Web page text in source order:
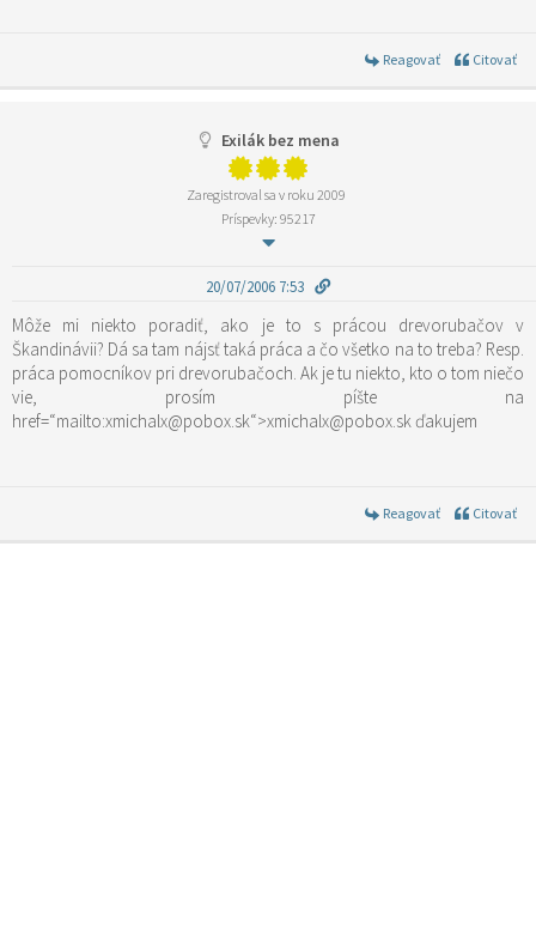
Reagovať Citovať
Exilák bez mena
Zaregistroval sa v roku 2009
Príspevky: 95217
20/07/2006 7:53
Môže mi niekto poradiť, ako je to s prácou drevorubačov v
Škandinávii? Dá sa tam nájsť taká práca a čo všetko na to treba? Resp.
práca pomocníkov pri drevorubačoch. Ak je tu niekto, kto o tom niečo
vie, prosím píšte na
href=“mailto:xmichalx@pobox.sk“>xmichalx@pobox.sk ďakujem
Reagovať Citovať